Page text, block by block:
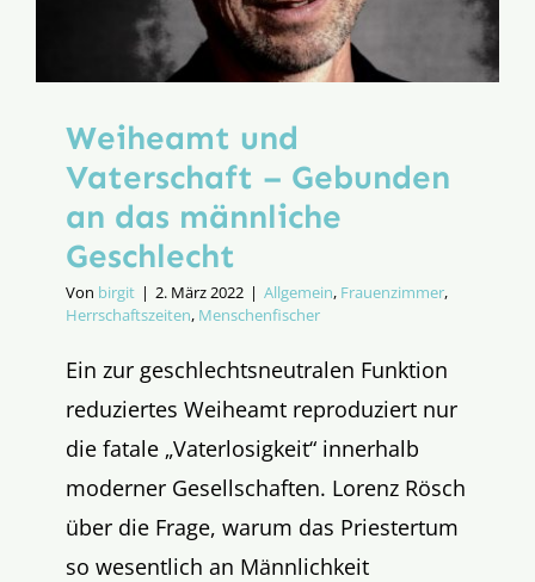
Weiheamt und
Vaterschaft – Gebunden
an das männliche
Geschlecht
Von birgit | 2. März 2022 | Allgemein, Frauenzimmer,
Herrschaftszeiten, Menschenfischer
Ein zur geschlechtsneutralen Funktion
reduziertes Weiheamt reproduziert nur
die fatale „Vaterlosigkeit“ innerhalb
moderner Gesellschaften. Lorenz Rösch
über die Frage, warum das Priestertum
so wesentlich an Männlichkeit